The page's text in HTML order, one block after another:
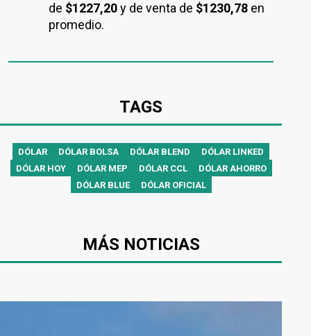
de $1227,20y de venta de $1230,78​​​​​​​ en
promedio.
TAGS
DÓLAR DÓLAR BOLSA DÓLAR BLEND
DÓLAR LINKED
DÓLAR HOY
DÓLAR MEP DÓLAR CCL
DÓLAR AHORRO
DÓLAR BLUE
DÓLAR OFICIAL
MÁS NOTICIAS